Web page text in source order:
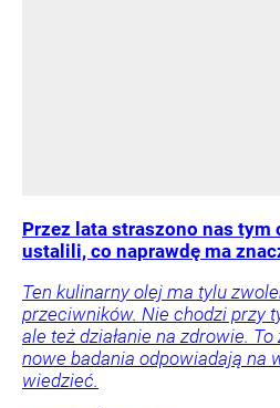
Przez lata straszono nas tym
ustalili, co naprawdę ma
Ten kulinarny olej ma tylu
przeciwników. Nie chodzi przy
ale też działanie na zdrowie. To
nowe badania odpowiadają na
wiedzieć.